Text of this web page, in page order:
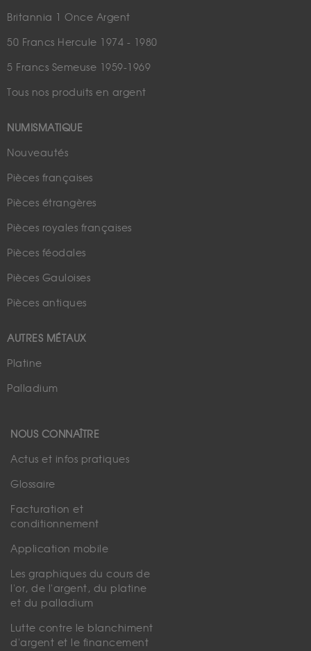
Britannia 1 Once Argent
50 Francs Hercule 1974 - 1980
5 Francs Semeuse 1959-1969
Tous nos produits en argent
NUMISMATIQUE
Nouveautés
Pièces françaises
Pièces étrangères
Pièces royales françaises
Pièces féodales
Pièces Gauloises
Pièces antiques
AUTRES MÉTAUX
Platine
Palladium
NOUS CONNAÎTRE
Actus et infos pratiques
Glossaire
Facturation et
conditionnement
Application mobile
Les graphiques du cours de
l'or, de l'argent, du platine
et du palladium
Lutte contre le blanchiment
d'argent et le financement